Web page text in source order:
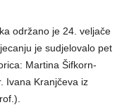
održano je 24. veljače
je sudjelovalo pet
Martina Šifkorn-
Ivana Kranjčeva iz